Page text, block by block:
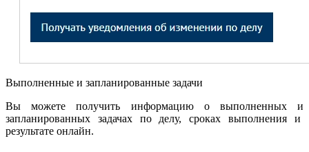
Выполненные и запланированные задачи
Вы можете получить информацию о выполненных и
запланированных задачах по делу, сроках выполнения и
результате онлайн.